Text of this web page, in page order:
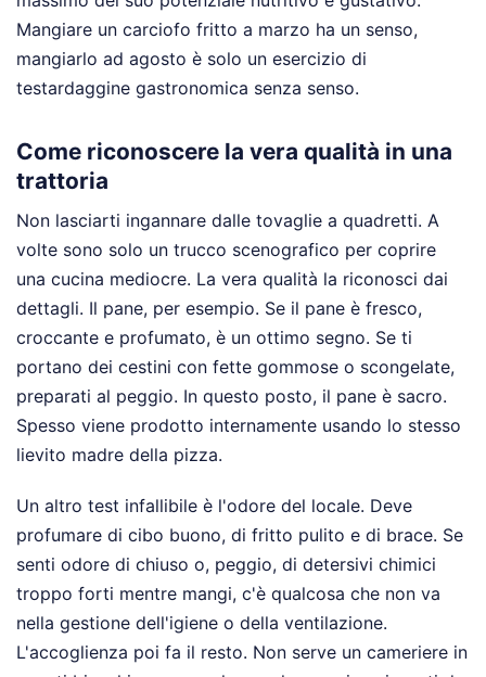
Mangiare un carciofo fritto a marzo ha un senso,
mangiarlo ad agosto è solo un esercizio di
testardaggine gastronomica senza senso.
Come riconoscere la vera qualità in una
trattoria
Non lasciarti ingannare dalle tovaglie a quadretti. A
volte sono solo un trucco scenografico per coprire
una cucina mediocre. La vera qualità la riconosci dai
dettagli. Il pane, per esempio. Se il pane è fresco,
croccante e profumato, è un ottimo segno. Se ti
portano dei cestini con fette gommose o scongelate,
preparati al peggio. In questo posto, il pane è sacro.
Spesso viene prodotto internamente usando lo stesso
lievito madre della pizza.
Un altro test infallibile è l'odore del locale. Deve
profumare di cibo buono, di fritto pulito e di brace. Se
senti odore di chiuso o, peggio, di detersivi chimici
troppo forti mentre mangi, c'è qualcosa che non va
nella gestione dell'igiene o della ventilazione.
L'accoglienza poi fa il resto. Non serve un cameriere in